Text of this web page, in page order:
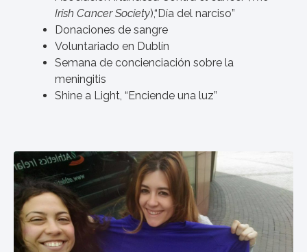
Irish Cancer Society),“Día del narciso”
Donaciones de sangre
Voluntariado en Dublín
Semana de concienciación sobre la
meningitis
Shine a Light, “Enciende una luz”